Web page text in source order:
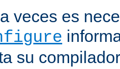
veces es
su